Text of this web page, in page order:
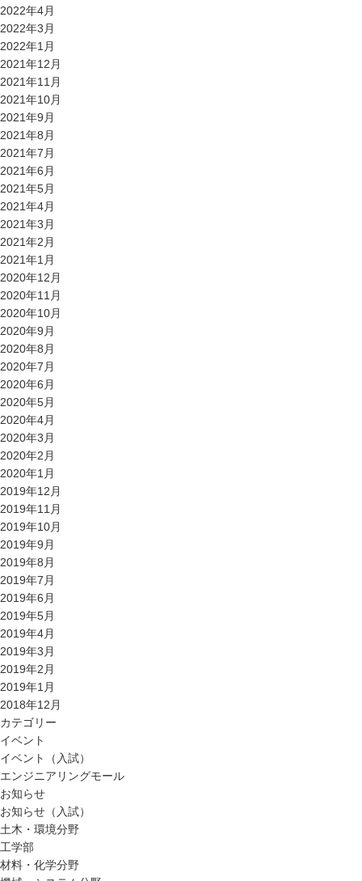
2022年4月
2022年3月
2022年1月
2021年12月
2021年11月
2021年10月
2021年9月
2021年8月
2021年7月
2021年6月
2021年5月
2021年4月
2021年3月
2021年2月
2021年1月
2020年12月
2020年11月
2020年10月
2020年9月
2020年8月
2020年7月
2020年6月
2020年5月
2020年4月
2020年3月
2020年2月
2020年1月
2019年12月
2019年11月
2019年10月
2019年9月
2019年8月
2019年7月
2019年6月
2019年5月
2019年4月
2019年3月
2019年2月
2019年1月
2018年12月
カテゴリー
イベント
イベント（入試）
エンジニアリングモール
お知らせ
お知らせ（入試）
土木・環境分野
工学部
材料・化学分野